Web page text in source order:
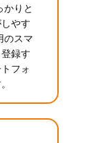
りと
やす
のスマ
録す
フォ